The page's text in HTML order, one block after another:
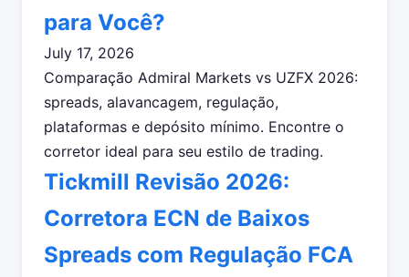
para Você?
July 17, 2026
Comparação Admiral Markets vs UZFX 2026:
spreads, alavancagem, regulação,
plataformas e depósito mínimo. Encontre o
corretor ideal para seu estilo de trading.
Tickmill Revisão 2026:
Corretora ECN de Baixos
Spreads com Regulação FCA